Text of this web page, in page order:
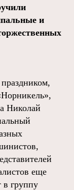
и
Николай
еще
в группу